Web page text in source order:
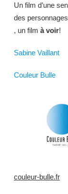
Un film d’une
des
, un film à voir!
Sabine Vaillant
Couleur Bulle
couleur-bulle.fr